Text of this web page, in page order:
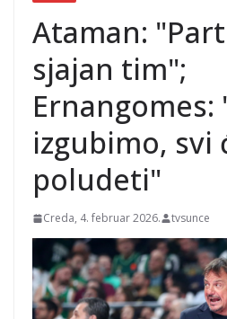
Ataman:
sjajan tim";
Ernangomes:
izgubimo, svi
poludeti"
Creda, 4. februar 2026. tvsunce